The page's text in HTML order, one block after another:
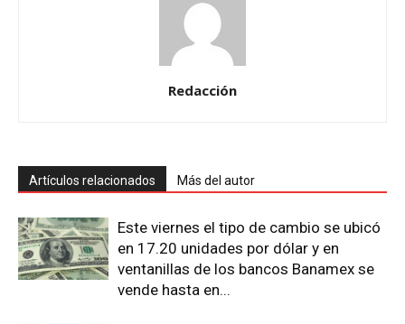
Redacción
Artículos relacionados Más del autor
Este viernes el tipo de cambio se ubicó
en 17.20 unidades por dólar y en
ventanillas de los bancos Banamex se
vende hasta en...